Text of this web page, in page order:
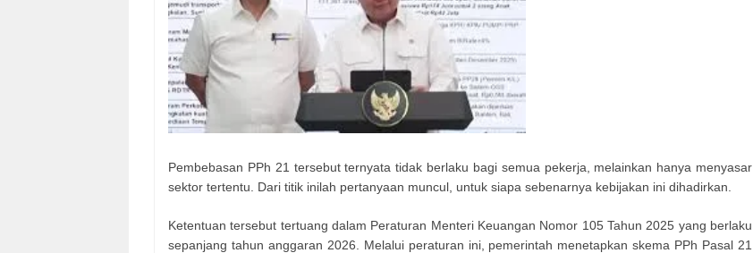
Pembebasan PPh 21 tersebut ternyata tidak berlaku bagi semua pekerja, melainkan hanya menyasar
sektor tertentu. Dari titik inilah pertanyaan muncul, untuk siapa sebenarnya kebijakan ini dihadirkan.
Ketentuan tersebut tertuang dalam Peraturan Menteri Keuangan Nomor 105 Tahun 2025 yang berlaku
sepanjang tahun anggaran 2026. Melalui peraturan ini, pemerintah menetapkan skema PPh Pasal 21